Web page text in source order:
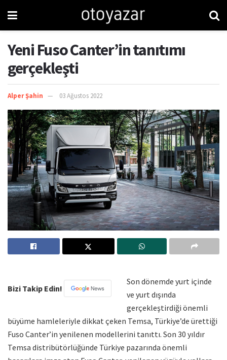
Yeni Fuso Canter’in tanıtımı
gerçekleşti
Alper Şahin 03 Ağustos 2022
Bizi Takip Edin!
Son dönemde yurt içinde
ve yurt dışında
gerçekleştirdiği önemli
büyüme hamleleriyle dikkat çeken Temsa, Türkiye’de ürettiği
Fuso Canter’in yenilenen modellerini tanıttı. Son 30 yıldır
Temsa distribütörlüğünde Türkiye pazarında önemli